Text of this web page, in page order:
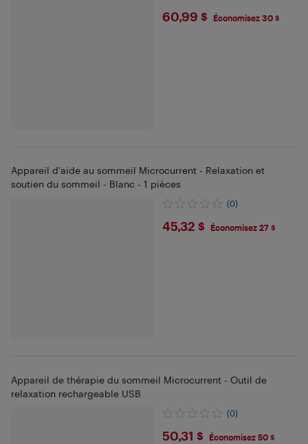
$60.99
60,99 $ Économisez 30 $
Appareil d'aide au sommeil Microcurrent - Relaxation et
soutien du sommeil - Blanc - 1 pièces
(0)
$45.32
45,32 $ Économisez 27 $
Appareil de thérapie du sommeil Microcurrent - Outil de
relaxation rechargeable USB
(0)
$50.31
50,31 $ Économisez 50 $